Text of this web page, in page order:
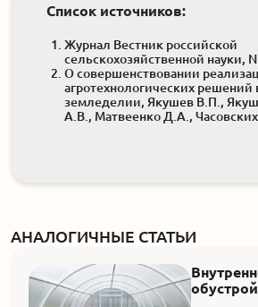
Список источников:
Журнал Вестник российской
сельскохозяйственной науки, N
О совершенствовании
агротехнологических решений
земледелии, Якушев В.П.,
А.В., Матвеенко Д.А.,
АНАЛОГИЧНЫЕ СТАТЬИ